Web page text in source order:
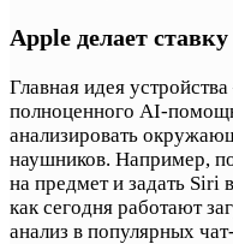
Apple делает
Главная идея
полноценного AI-
анализировать
наушников. Например,
на предмет и задать
как сегодня работают
анализ в популярных